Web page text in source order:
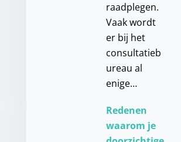
raadplegen.
Vaak wordt
er bij het
consultatieb
ureau al
enige…
Redenen
waarom je